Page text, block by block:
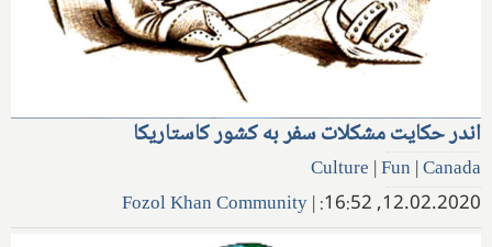
اندر حکایت مشکلات سفر به کشور کاستاریکا
Culture |Fun |Canada
12.02.2020, 16:52:
|
Fozol Khan Community